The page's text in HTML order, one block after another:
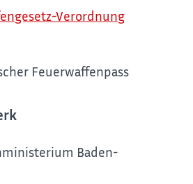
Verordnung
Feuerwaffenpass
Baden-